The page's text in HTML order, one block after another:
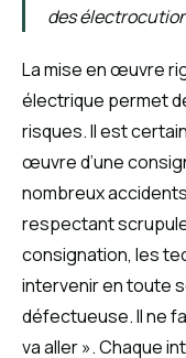
des
La mise en œuvre
électrique permet
risques. Il est
œuvre d’une
nombreux
respectant
consignation, les
intervenir en toute
défectueuse. Il ne
va aller ». Chaque